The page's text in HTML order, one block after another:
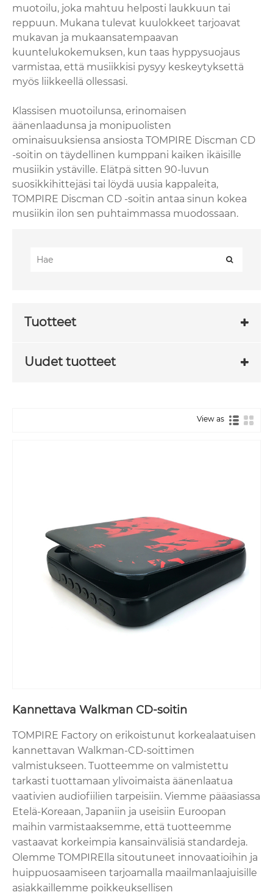
muotoilu, joka mahtuu helposti laukkuun tai
reppuun. Mukana tulevat kuulokkeet tarjoavat
mukavan ja mukaansatempaavan
kuuntelukokemuksen, kun taas hyppysuojaus
varmistaa, että musiikkisi pysyy keskeytyksettä
myös liikkeellä ollessasi.
Klassisen muotoilunsa, erinomaisen
äänenlaadunsa ja monipuolisten
ominaisuuksiensa ansiosta TOMPIRE Discman CD
-soitin on täydellinen kumppani kaiken ikäisille
musiikin ystäville. Elätpä sitten 90-luvun
suosikkihittejäsi tai löydä uusia kappaleita,
TOMPIRE Discman CD -soitin antaa sinun kokea
musiikin ilon sen puhtaimmassa muodossaan.
Tuotteet
Uudet tuotteet
View as
Kannettava Walkman CD-soitin
TOMPIRE Factory on erikoistunut korkealaatuisen
kannettavan Walkman-CD-soittimen
valmistukseen. Tuotteemme on valmistettu
tarkasti tuottamaan ylivoimaista äänenlaatua
vaativien audiofiilien tarpeisiin. Viemme pääasiassa
Etelä-Koreaan, Japaniin ja useisiin Euroopan
maihin varmistaaksemme, että tuotteemme
vastaavat korkeimpia kansainvälisiä standardeja.
Olemme TOMPIRElla sitoutuneet innovaatioihin ja
huippuosaamiseen tarjoamalla maailmanlaajuisille
asiakkaillemme poikkeuksellisen